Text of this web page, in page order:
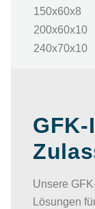
150x60x8
200x60x10
240x70x10
Unsere
Lösungen